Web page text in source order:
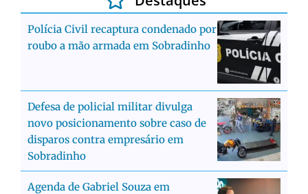
Polícia Civil recaptura condenado por
roubo a mão armada em Sobradinho
Defesa de policial militar divulga
novo posicionamento sobre caso de
disparos contra empresário em
Sobradinho
Agenda de Gabriel Souza em